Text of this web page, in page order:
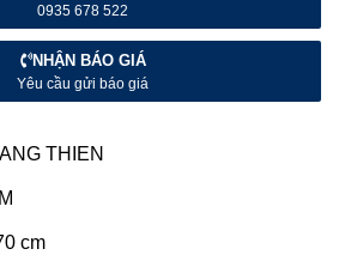
0935 678 522
NHẬN BÁO GIÁ
Yêu cầu gửi báo giá
THIEN
cm